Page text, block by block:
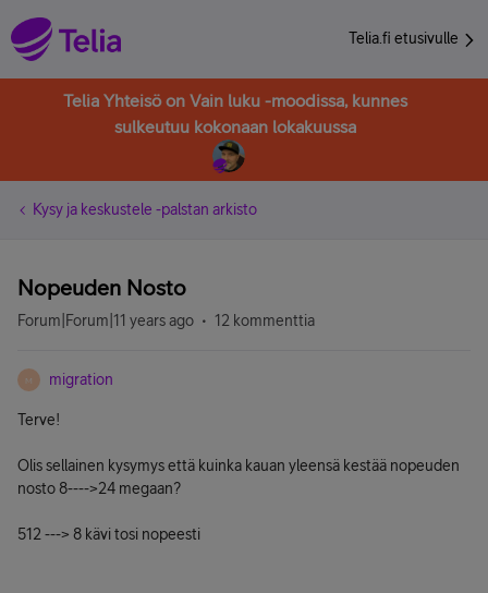
Telia.fi etusivulle
Telia Yhteisö on Vain luku -moodissa, kunnes
sulkeutuu kokonaan lokakuussa
Kysy ja keskustele -palstan arkisto
Nopeuden Nosto
Forum|Forum|11 years ago 12 kommenttia
M migration
Terve!
Olis sellainen kysymys että kuinka kauan yleensä kestää nopeuden
nosto 8---->24 megaan?
512 ---> 8 kävi tosi nopeesti